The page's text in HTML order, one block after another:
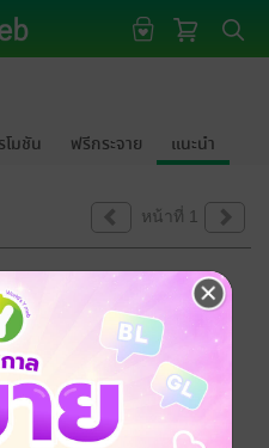
โมชัน ฟรีกระจาย แนะนำ
หน้าที่ 1
ยนะคะ
ที่คุณกำลังชมค่ะ